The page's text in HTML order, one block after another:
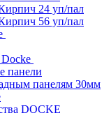
24 уп/пал
56 уп/пал
панели
панелям 30мм
DOCKE